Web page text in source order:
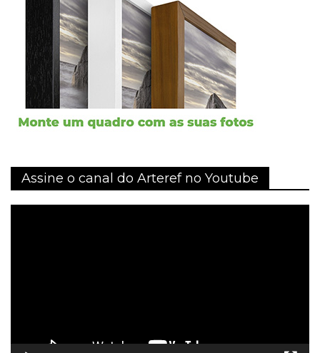
Assine o canal do Arteref no Youtube